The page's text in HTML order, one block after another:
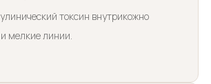
токсин внутрикожно
мелкие линии.